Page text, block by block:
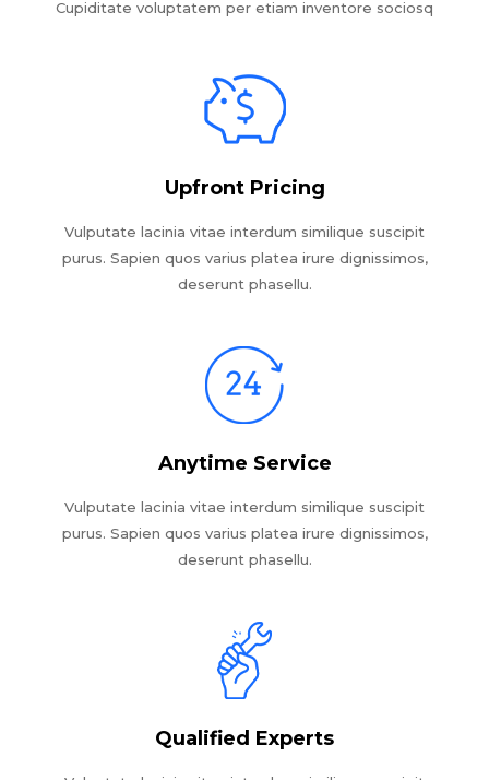
Cupiditate voluptatem per etiam inventore sociosq
Upfront Pricing
Vulputate lacinia vitae interdum similique suscipit
purus. Sapien quos varius platea irure dignissimos,
deserunt phasellu.
Anytime Service
Vulputate lacinia vitae interdum similique suscipit
purus. Sapien quos varius platea irure dignissimos,
deserunt phasellu.
Qualified Experts